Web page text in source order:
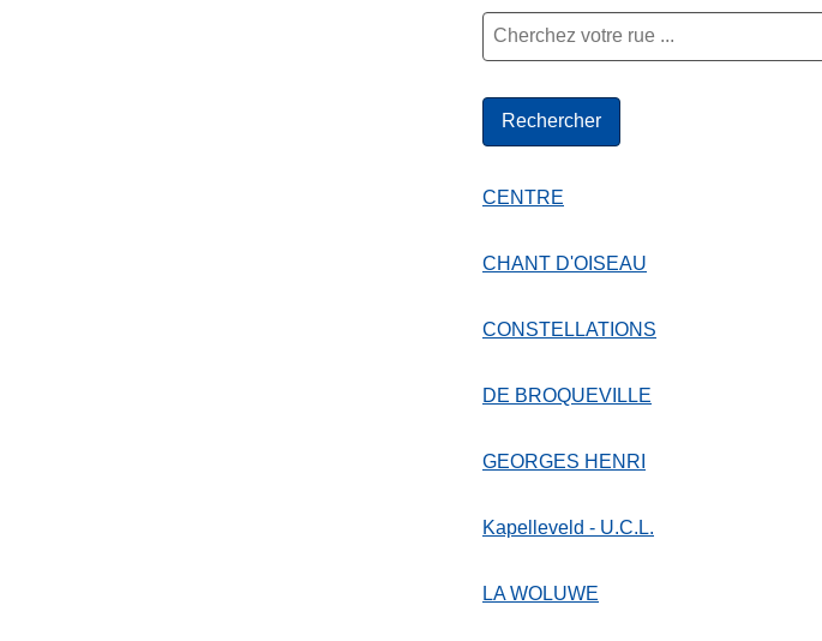
CENTRE
CHANT D'OISEAU
CONSTELLATIONS
DE BROQUEVILLE
GEORGES HENRI
Kapelleveld - U.C.L.
LA WOLUWE